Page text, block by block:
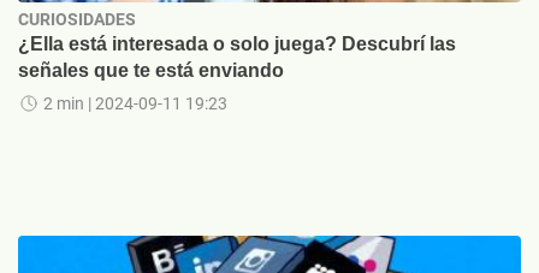
CURIOSIDADES
¿Ella está interesada o solo juega? Descubrí las
señales que te está enviando
2 min | 2024-09-11 19:23